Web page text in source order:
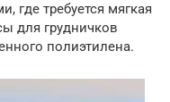
где требуется мягкая
для грудничков
полиэтилена.